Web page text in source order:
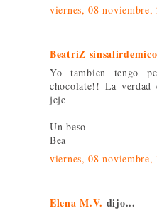
viernes, 08 noviembre,
BeatriZ
Yo tambien tengo
chocolate!! La verdad
jeje
Un beso
Bea
viernes, 08 noviembre,
Elena M.V. dijo...